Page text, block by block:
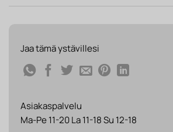
Jaa tämä ystävillesi
Asiakaspalvelu
Ma-Pe 11-20 La 11-18 Su 12-18